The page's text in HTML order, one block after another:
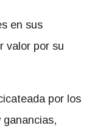
en sus
valor por su
por los
ganancias,